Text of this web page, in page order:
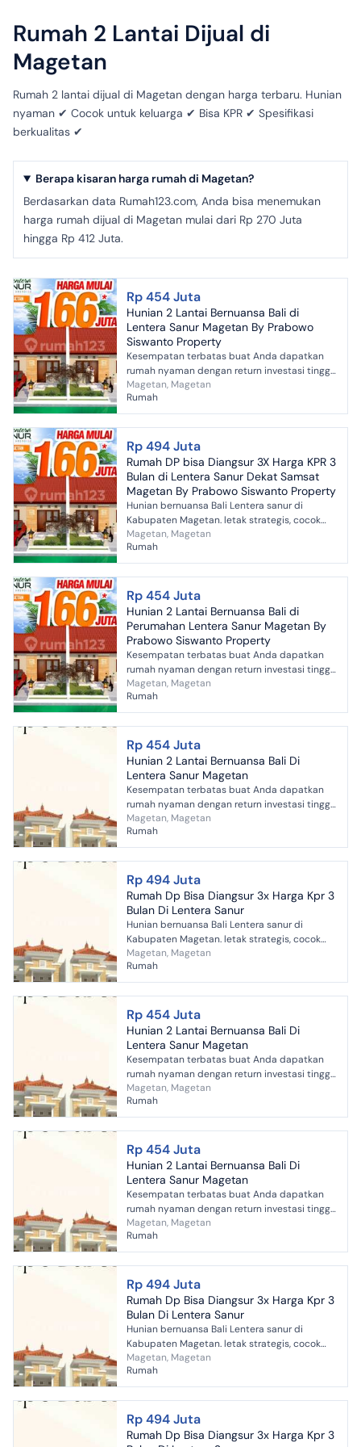
Rumah 2 Lantai Dijual di
Magetan
Rumah 2 lantai dijual di Magetan dengan harga terbaru. Hunian
nyaman ✔ Cocok untuk keluarga ✔ Bisa KPR ✔ Spesifikasi
berkualitas ✔
Berapa kisaran harga rumah di Magetan?
Berdasarkan data Rumah123.com, Anda bisa menemukan
harga rumah dijual di Magetan mulai dari Rp 270 Juta
hingga Rp 412 Juta.
Rp 454 Juta
Hunian 2 Lantai Bernuansa Bali di
Lentera Sanur Magetan By Prabowo
Siswanto Property
Kesempatan terbatas buat Anda dapatkan
rumah nyaman dengan return investasi tinggi
di Magetan, Magetan. Rumah ini menawarkan
lokasi yang strategis...
Magetan, Magetan
Rumah
Rp 494 Juta
Rumah DP bisa Diangsur 3X Harga KPR 3
Bulan di Lentera Sanur Dekat Samsat
Magetan By Prabowo Siswanto Property
Hunian bernuansa Bali Lentera sanur di
Kabupaten Magetan. letak strategis, cocok
untuk investasi.
Magetan, Magetan
Rumah
Rp 454 Juta
Hunian 2 Lantai Bernuansa Bali di
Perumahan Lentera Sanur Magetan By
Prabowo Siswanto Property
Kesempatan terbatas buat Anda dapatkan
rumah nyaman dengan return investasi tinggi
di Magetan, Magetan. Rumah ini menawarkan
lokasi yang strategis...
Magetan, Magetan
Rumah
Rp 454 Juta
Hunian 2 Lantai Bernuansa Bali Di
Lentera Sanur Magetan
Kesempatan terbatas buat Anda dapatkan
rumah nyaman dengan return investasi tinggi
di Magetan, Magetan. Rumah ini menawarkan
lokasi yang strategis...
Magetan, Magetan
Rumah
Rp 494 Juta
Rumah Dp Bisa Diangsur 3x Harga Kpr 3
Bulan Di Lentera Sanur
Hunian bernuansa Bali Lentera sanur di
Kabupaten Magetan. letak strategis, cocok
untuk investasi.
Magetan, Magetan
Rumah
Rp 454 Juta
Hunian 2 Lantai Bernuansa Bali Di
Lentera Sanur Magetan
Kesempatan terbatas buat Anda dapatkan
rumah nyaman dengan return investasi tinggi
di Magetan, Magetan. Rumah ini menawarkan
lokasi yang strategis...
Magetan, Magetan
Rumah
Rp 454 Juta
Hunian 2 Lantai Bernuansa Bali Di
Lentera Sanur Magetan
Kesempatan terbatas buat Anda dapatkan
rumah nyaman dengan return investasi tinggi
di Magetan, Magetan. Rumah ini menawarkan
lokasi yang strategis...
Magetan, Magetan
Rumah
Rp 494 Juta
Rumah Dp Bisa Diangsur 3x Harga Kpr 3
Bulan Di Lentera Sanur
Hunian bernuansa Bali Lentera sanur di
Kabupaten Magetan. letak strategis, cocok
untuk investasi.
Magetan, Magetan
Rumah
Rp 494 Juta
Rumah Dp Bisa Diangsur 3x Harga Kpr 3